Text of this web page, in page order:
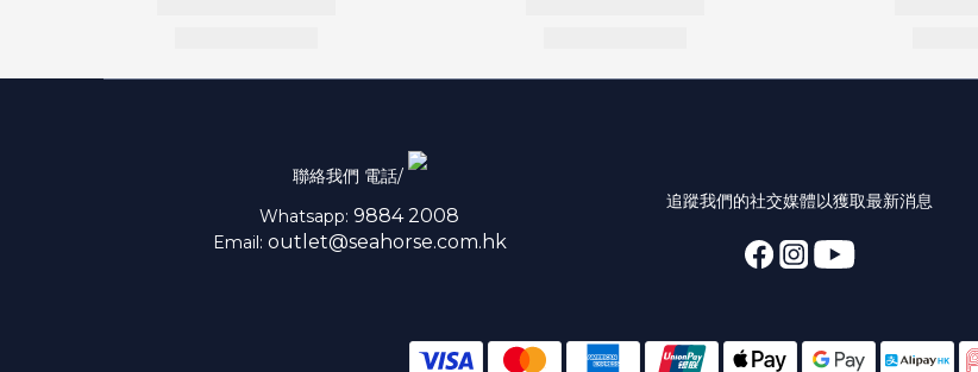
聯絡我們 電話/
Whatsapp: 9884 2008
Email: outlet@seahorse.com.hk
追蹤我們的社交媒體以獲取最新消息